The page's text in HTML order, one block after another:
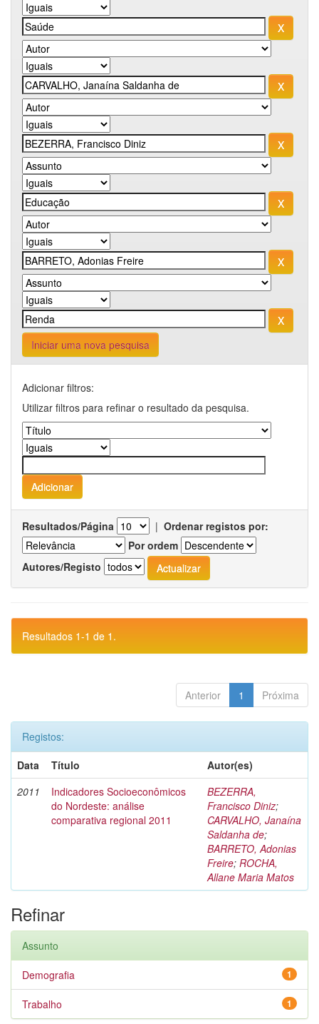
Iniciar uma nova pesquisa
Adicionar filtros:
Utilizar filtros para refinar o resultado da pesquisa.
Resultados/Página | Ordenar registos por:
Por ordem
Autores/Registo
Resultados 1-1 de 1.
Anterior 1 Próxima
Registos:
Data
Título
Autor(es)
2011
Indicadores Socioeconômicos
do Nordeste: análise
comparativa regional 2011
BEZERRA,
Francisco Diniz;
CARVALHO, Janaína
Saldanha de;
BARRETO, Adonias
Freire; ROCHA,
Allane Maria Matos
Refinar
Assunto
1
Demografia
1
Trabalho